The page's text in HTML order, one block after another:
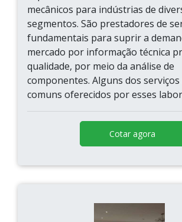
mecânicos para indústrias de
segmentos. São prestadores de
fundamentais para suprir a
mercado por informação técnica
qualidade, por meio da análise de
componentes. Alguns dos serviços
comuns oferecidos por esses
Cotar agora